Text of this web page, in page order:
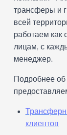
трансферы и
всей
работаем как
лицам, с
менеджер.
Подробнее
клиентов